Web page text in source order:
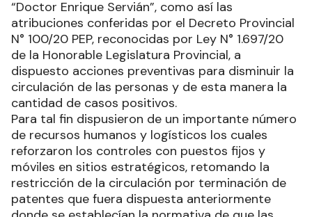
“Doctor Enrique Servián”, como así las
atribuciones conferidas por el Decreto Provincial
N° 100/20 PEP, reconocidas por Ley N° 1.697/20
de la Honorable Legislatura Provincial, a
dispuesto acciones preventivas para disminuir la
circulación de las personas y de esta manera la
cantidad de casos positivos.
Para tal fin dispusieron de un importante número
de recursos humanos y logísticos los cuales
reforzaron los controles con puestos fijos y
móviles en sitios estratégicos, retomando la
restricción de la circulación por terminación de
patentes que fuera dispuesta anteriormente